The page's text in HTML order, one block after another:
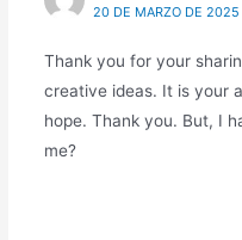
20 DE MARZO DE
Thank you for your
creative ideas. It is your
hope. Thank you. But, I
me?